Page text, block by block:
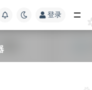
登录